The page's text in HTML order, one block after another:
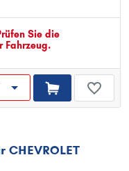
Sie die
Fahrzeug.